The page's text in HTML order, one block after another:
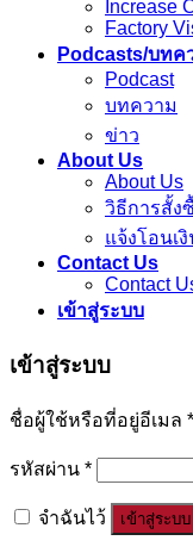
Increase
Factory
Podcasts/บทค
Podcast
บทความ
ข่าว
About Us
About Us
วิธีการสั้ง
แจ้งโอนเ
Contact Us
Contact
เข้าสู่ระบบ
เข้าสู่ระบบ
ชื่อผู้ใช้หรือที่อยู่อีเมล *
รหัสผ่าน *
จำฉันไว้ เข้าสู่ระบบ